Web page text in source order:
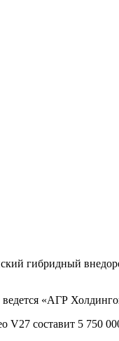
гибридный
«АГР
V27 составит 5 750